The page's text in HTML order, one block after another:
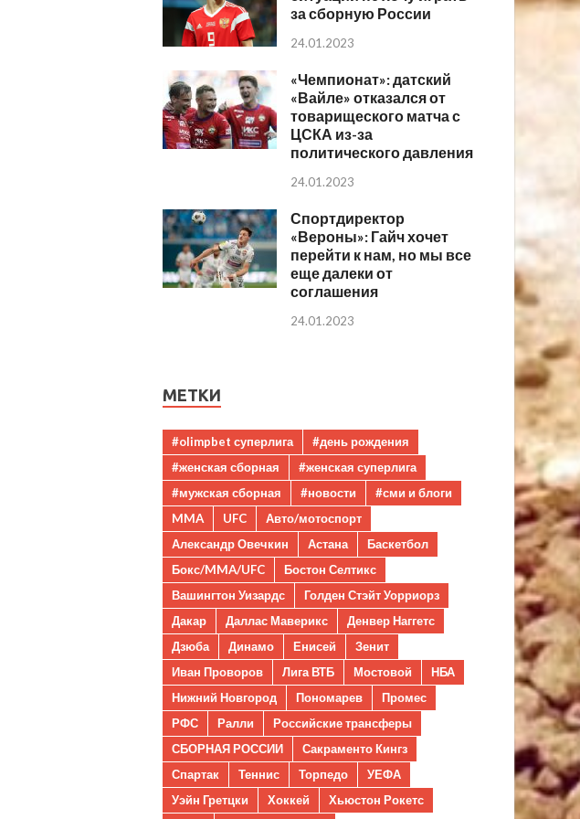
за сборную России
24.01.2023
«Чемпионат»: датский
«Вайле» отказался от
товарищеского матча с
ЦСКА из-за
политического давления
24.01.2023
Спортдиректор
«Вероны»: Гайч хочет
перейти к нам, но мы все
еще далеки от
соглашения
24.01.2023
МЕТКИ
#olimpbet суперлига
#день рождения
#женская сборная
#женская суперлига
#мужская сборная
#новости
#сми и блоги
MMA
UFC
Авто/мотоспорт
Александр Овечкин
Астана
Баскетбол
Бокс/MMA/UFC
Бостон Селтикс
Вашингтон Уизардс
Голден Стэйт Уорриорз
Дакар
Даллас Маверикс
Денвер Наггетс
Дзюба
Динамо Енисей
Зенит
Иван Проворов
Лига ВТБ Мостовой
НБА
Нижний Новгород
Пономарев
Промес
РФС
Ралли
Российские трансферы
СБОРНАЯ РОССИИ
Сакраменто Кингз
Спартак
Теннис Торпедо
УЕФА
Уэйн Гретцки
Хоккей
Хьюстон Рокетс